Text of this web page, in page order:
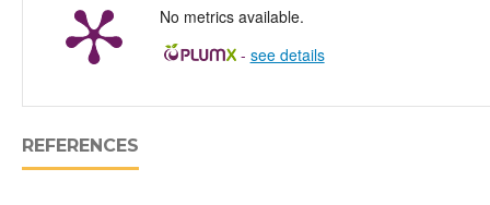
No metrics available.
- see details
REFERENCES